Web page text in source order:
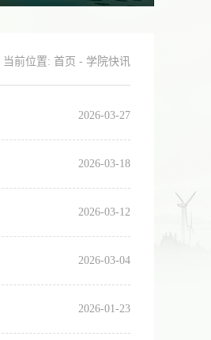
当前位置: 首页 - 学院快讯
2026-03-27
2026-03-18
2026-03-12
2026-03-04
2026-01-23